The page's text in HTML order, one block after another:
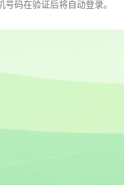
号码在验证后将自动登录。